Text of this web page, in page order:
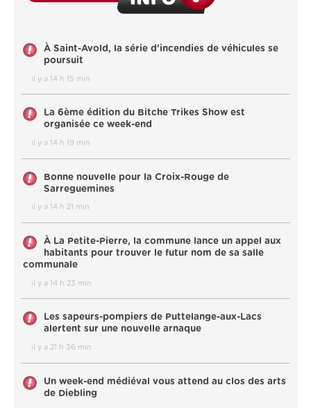
À Saint-Avold, la série d'incendies de véhicules se
poursuit
il y a 14 h 15 min
La 6ème édition du Bitche Trikes Show est
organisée ce week-end
il y a 14 h 19 min
Bonne nouvelle pour la Croix-Rouge de
Sarreguemines
il y a 14 h 21 min
À La Petite-Pierre, la commune lance un appel aux
habitants pour trouver le futur nom de sa salle
communale
il y a 14 h 23 min
Les sapeurs-pompiers de Puttelange-aux-Lacs
alertent sur une nouvelle arnaque
il y a 21 h 36 min
Un week-end médiéval vous attend au clos des arts
de Diebling